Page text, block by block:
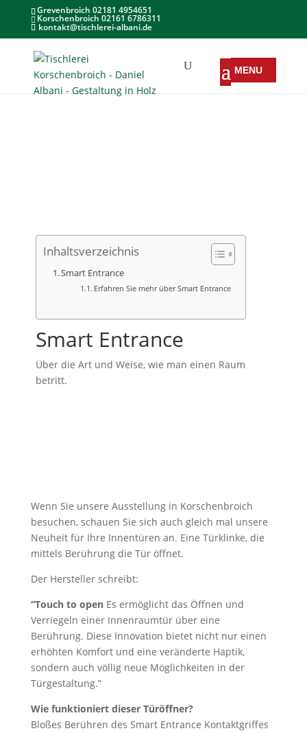
Grevenbroich 02181 4954651
Korschenbroich 02161 6786311
kontakt@tischlerei-albani.de
Inhaltsverzeichnis
Smart Entrance
Erfahren Sie mehr über Smart Entrance
Smart Entrance
Über die Art und Weise, wie man einen Raum
betritt.
Wenn Sie unsere Ausstellung in Korschenbroich
besuchen, schauen Sie sich auch gleich mal unsere
Neuheit für Ihre Innentüren an. Eine Türklinke, die
mittels Berührung die Tür öffnet.
Der Hersteller schreibt:
“Touch to openEs ermöglicht das Öffnen und
Verriegeln einer Innenraumtür über eine
Berührung. Diese Innovation bietet nicht nur einen
erhöhten Komfort und eine veränderte Haptik,
sondern auch völlig neue Möglichkeiten in der
Türgestaltung.”
Wie funktioniert dieser Türöffner?
Bloßes Berühren des Smart Entrance Kontaktgriffes